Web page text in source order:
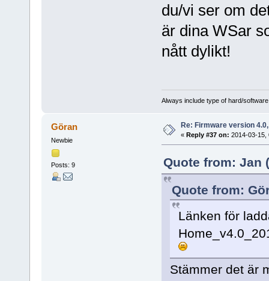
du/vi ser om
är dina WSar
nått dylikt!
Always include type of hard/
Göran
Newbie
Posts: 9
Re: Firmware version
« Reply #37 on: 2014-03-15,
Quote from: Jan
Quote from:
Länken för
Stämmer det är